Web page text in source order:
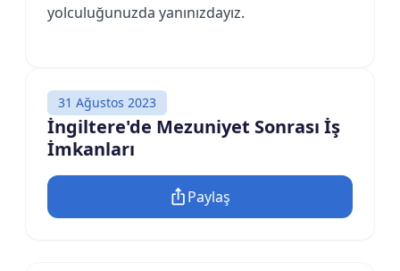
yolculuğunuzda yanınızdayız.
31 Ağustos 2023
İngiltere'de Mezuniyet Sonrası İş
İmkanları
Paylaş